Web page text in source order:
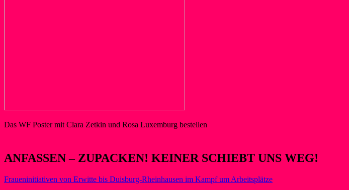
Das WF Poster mit Clara Zetkin und Rosa Luxemburg bestellen
ANFASSEN – ZUPACKEN! KEINER SCHIEBT UNS WEG!
Fraueninitiativen von Erwitte bis Duisburg-Rheinhausen im Kampf um Arbeitsplätze